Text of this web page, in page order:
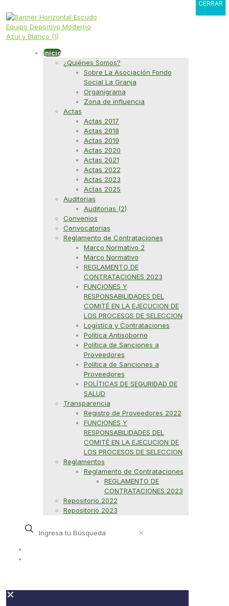
Inicio
¿Quiénes Somos?
Sobre La Asociación Fondo
Social La Granja
Organigrama
Zona de influencia
Actas
Actas 2017
Actas 2018
Actas 2019
Actas 2020
Actas 2021
Actas 2022
Actas 2023
Actas 2025
Auditorias
Auditorias (2)
Convenios
Convocatorias
Reglamento de Contrataciones
Marco Normativo 2
Marco Normativo
REGLAMENTO DE
CONTRATACIONES 2023
FUNCIONES Y
RESPONSABILIDADES DEL
COMITÉ EN LA EJECUCION DE
LOS PROCESOS DE SELECCION
Logística y Contrataciones
Política Antisoborno
Política de Sanciones a
Proveedores
Política de Sanciones a
Proveedores
POLÍTICAS DE SEGURIDAD DE
SALUD
Transparencia
Registro de Proveedores 2022
FUNCIONES Y
RESPONSABILIDADES DEL
COMITÉ EN LA EJECUCION DE
LOS PROCESOS DE SELECCION
Reglamentos
Reglamento de Contrataciones
REGLAMENTO DE
CONTRATACIONES 2023
Repositorio 2022
Repositorio 2023
✕
✕
CERRAR